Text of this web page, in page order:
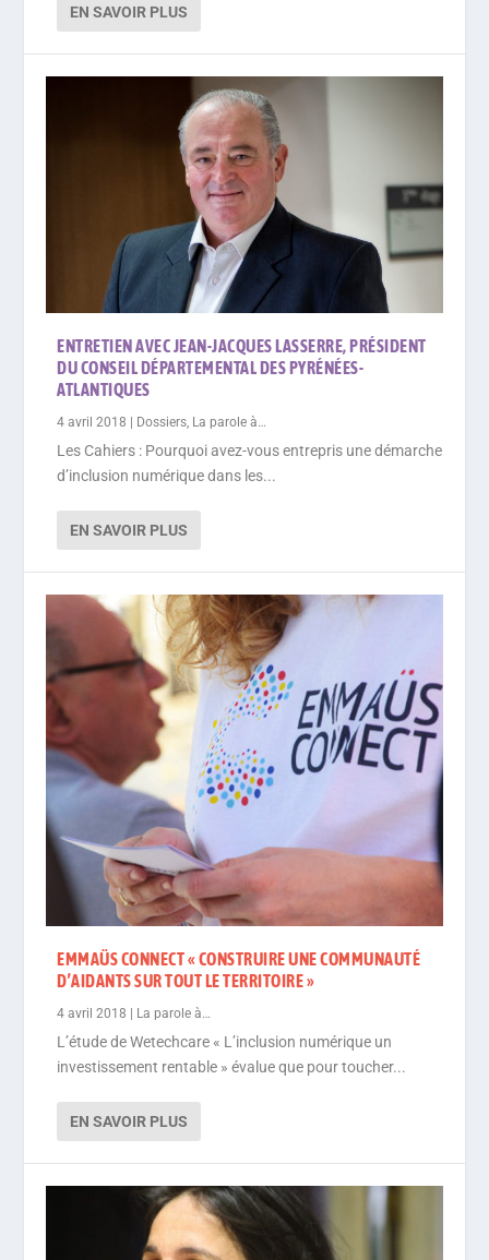
EN SAVOIR PLUS
ENTRETIEN AVEC JEAN-JACQUES LASSERRE, PRÉSIDENT
DU CONSEIL DÉPARTEMENTAL DES PYRÉNÉES-
ATLANTIQUES
4 avril 2018 Dossiers, La parole à…
Les Cahiers : Pourquoi avez-vous entrepris une démarche
d’inclusion numérique dans les...
EN SAVOIR PLUS
EMMAÜS CONNECT « CONSTRUIRE UNE COMMUNAUTÉ
D’AIDANTS SUR TOUT LE TERRITOIRE »
4 avril 2018 | La parole à…
L’étude de Wetechcare « L’inclusion numérique un
investissement rentable » évalue que pour toucher...
EN SAVOIR PLUS